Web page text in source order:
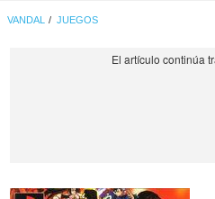
VANDAL JUEGOS